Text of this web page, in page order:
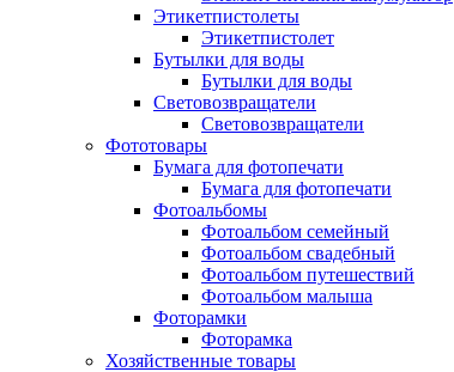
Этикетпистолеты
Этикетпистолет
Бутылки для воды
Бутылки для воды
Световозвращатели
Световозвращатели
Фототовары
Бумага для фотопечати
Бумага для фотопечати
Фотоальбомы
Фотоальбом семейный
Фотоальбом свадебный
Фотоальбом путешествий
Фотоальбом малыша
Фоторамки
Фоторамка
Хозяйственные товары